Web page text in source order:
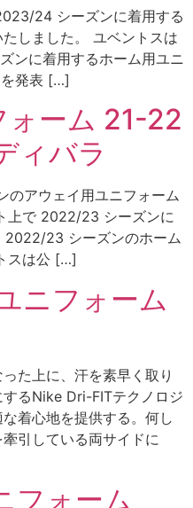
24 シーズンに着用する
しました。 ユベントスは
ンに着用するホーム用ユニ
を発表 […]
ォーム 21-22
ィバラ
アウェイ用ユニフォーム
上で 2022/23 シーズンに
2022/23 シーズンのホーム
スは公 […]
ニフォーム
た上に、汗を素早く取り
るNike Dri-FITテクノロジ
着心地を提供する。何し
引している両サイドに
フォーム